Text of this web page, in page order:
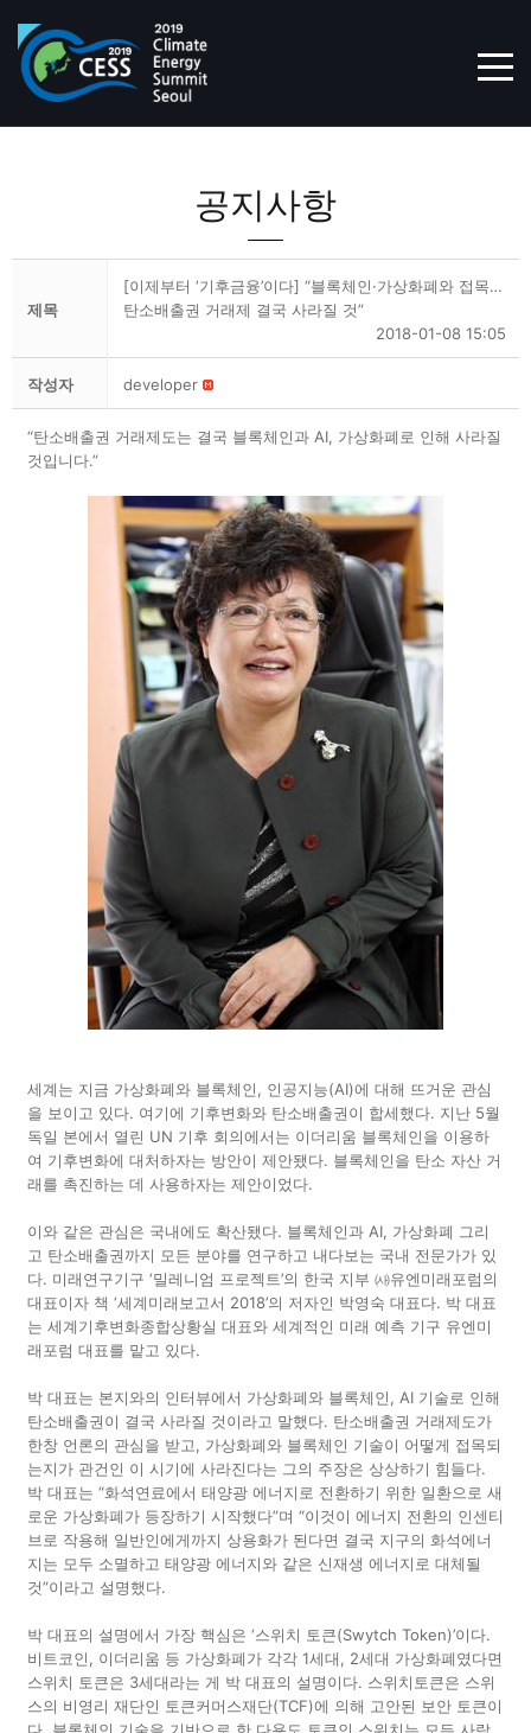
공지사항
제목
[이제부터 ‘기후금융’이다] “블록체인·가상화폐와 접목…
탄소배출권 거래제 결국 사라질 것”
2018-01-08 15:05
작성자 developer
“탄소배출권 거래제도는 결국 블록체인과 AI, 가상화폐로 인해 사라질
것입니다.”
세계는 지금 가상화폐와 블록체인, 인공지능(AI)에 대해 뜨거운 관심
을 보이고 있다. 여기에 기후변화와 탄소배출권이 합세했다. 지난 5월
독일 본에서 열린 UN 기후 회의에서는 이더리움 블록체인을 이용하
여 기후변화에 대처하자는 방안이 제안됐다. 블록체인을 탄소 자산 거
래를 촉진하는 데 사용하자는 제안이었다.
이와 같은 관심은 국내에도 확산됐다. 블록체인과 AI, 가상화폐 그리
고 탄소배출권까지 모든 분야를 연구하고 내다보는 국내 전문가가 있
다. 미래연구기구 ‘밀레니엄 프로젝트’의 한국 지부 ㈔유엔미래포럼의
대표이자 책 ‘세계미래보고서 2018’의 저자인 박영숙 대표다. 박 대표
는 세계기후변화종합상황실 대표와 세계적인 미래 예측 기구 유엔미
래포럼 대표를 맡고 있다.
박 대표는 본지와의 인터뷰에서 가상화폐와 블록체인, AI 기술로 인해
탄소배출권이 결국 사라질 것이라고 말했다. 탄소배출권 거래제도가
한창 언론의 관심을 받고, 가상화폐와 블록체인 기술이 어떻게 접목되
는지가 관건인 이 시기에 사라진다는 그의 주장은 상상하기 힘들다.
박 대표는 “화석연료에서 태양광 에너지로 전환하기 위한 일환으로 새
로운 가상화폐가 등장하기 시작했다”며 “이것이 에너지 전환의 인센티
브로 작용해 일반인에게까지 상용화가 된다면 결국 지구의 화석에너
지는 모두 소멸하고 태양광 에너지와 같은 신재생 에너지로 대체될
것”이라고 설명했다.
박 대표의 설명에서 가장 핵심은 ‘스위치 토큰(Swytch Token)’이다.
비트코인, 이더리움 등 가상화폐가 각각 1세대, 2세대 가상화폐였다면
스위치 토큰은 3세대라는 게 박 대표의 설명이다. 스위치토큰은 스위
스의 비영리 재단인 토큰커머스재단(TCF)에 의해 고안된 보안 토큰이
다. 블록체인 기술을 기반으로 한 다용도 토큰인 스위치는 모든 사람